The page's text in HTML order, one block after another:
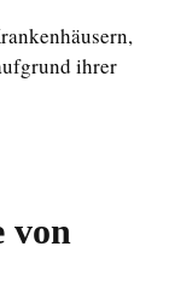
ihrer
von